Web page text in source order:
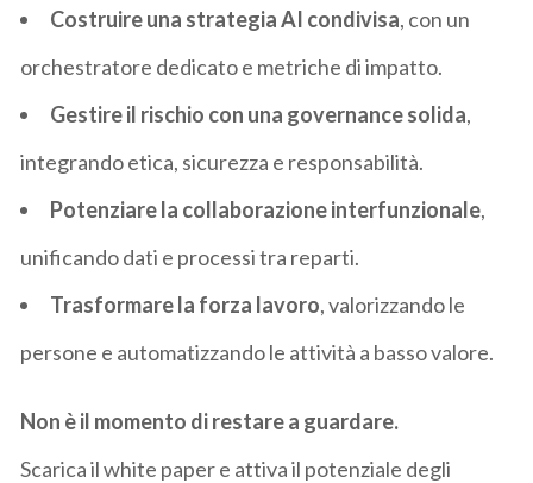
Costruire una strategia AI condivisa, con un
orchestratore dedicato e metriche di impatto.
Gestire il rischio con una governance solida,
integrando etica, sicurezza e responsabilità.
Potenziare la collaborazione interfunzionale,
unificando dati e processi tra reparti.
Trasformare la forza lavoro, valorizzando le
persone e automatizzando le attività a basso valore.
Non è il momento di restare a guardare.
Scarica il white paper e attiva il potenziale degli